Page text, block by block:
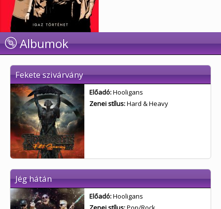
Albumok
Fekete szivárvány
Előadó:Hooligans
Zenei stílus:Hard & Heavy
Jég hátán
Előadó:Hooligans